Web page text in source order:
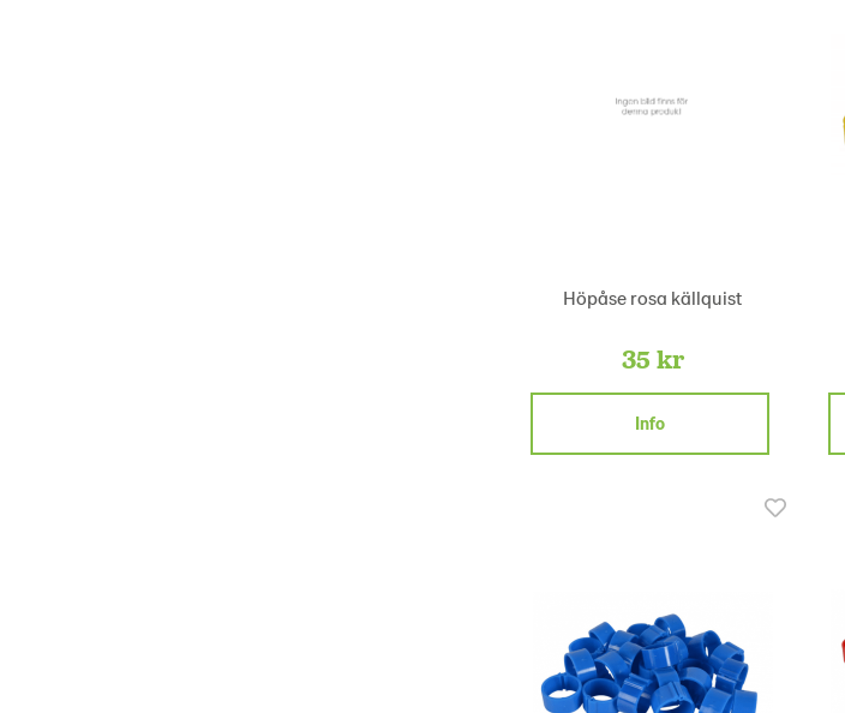
Höpåse rosa källquist
35 kr
Info